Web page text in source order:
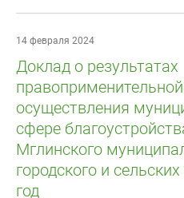
14 февраля 2024
Доклад о результатах
осуществления
сфере
Мглинского
городского и
год